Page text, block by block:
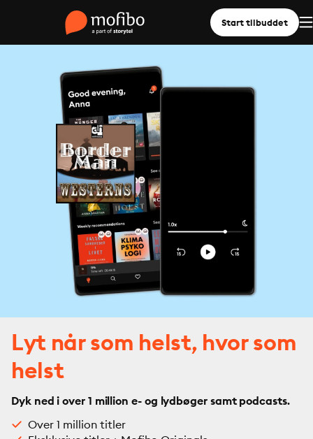
Start tilbuddet
Lyt når som helst, hvor som
helst
Dyk ned i over 1 million e- og lydbøger samt podcasts.
Over 1 million titler